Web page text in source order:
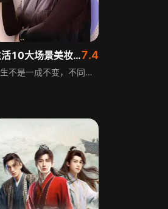
生活10大场景美妆秘籍7.4
人生不是一成不变，不同的场合不同的角色，适宜的妆容造型往往能帮助人们建立自信、破冰社交，开启一个良好开端，做到事半功倍。姜月辉老师亲自打造的《10大生活场景角色妆容课程》，将针对不同的生活场景和角色需求，教授相应的妆容造型技巧，让学员轻松驾驭每个人生角色，打造出适合自己的妆容，提升个人形象和气质。